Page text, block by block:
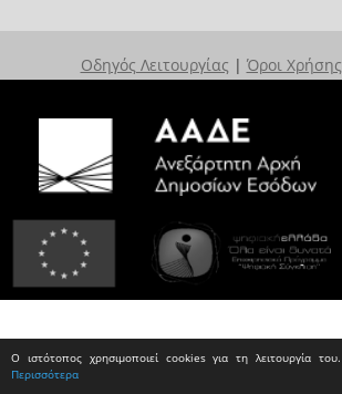
Ο ιστότοπος χρησιμοποιεί cookies για τη λειτουργία του.
Περισσότερα
Οδηγός Λειτουργίας | Όροι Χρήσης